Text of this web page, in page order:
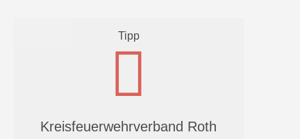
Tipp
Kreisfeuerwehrverband Roth